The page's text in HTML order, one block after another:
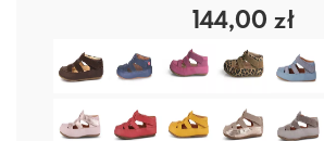
144,00 zł